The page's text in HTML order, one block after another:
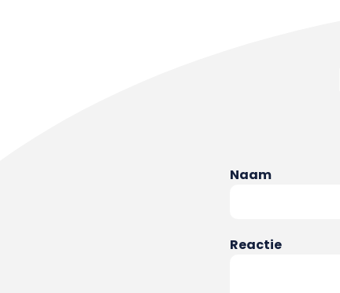
Naam
Reactie